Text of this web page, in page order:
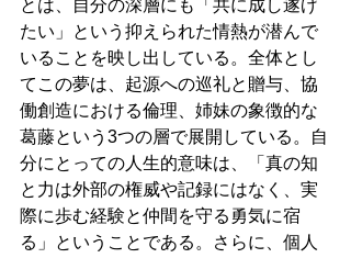
とは、自分の深層にも「共に成し遂げ
たい」という抑えられた情熱が潜んで
いることを映し出している。全体とし
てこの夢は、起源への巡礼と贈与、協
働創造における倫理、姉妹の象徴的な
葛藤という3つの層で展開している。自
分にとっての人生的意味は、「真の知
と力は外部の権威や記録にはなく、実
際に歩む経験と仲間を守る勇気に宿
る」ということである。さらに、個人